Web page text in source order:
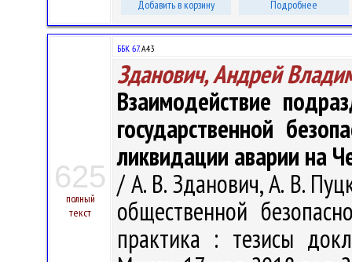
Добавить в корзину Подробнее
625
полный
текст
ББК 67.А43
Зданович, Андрей
Взаимодействие
государственной
ликвидации аварии на
/ А. В. Зданович, А. В.
общественной
практика : тезисы